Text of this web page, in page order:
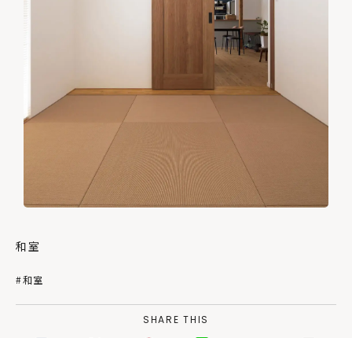
和室
#和室
SHARE THIS